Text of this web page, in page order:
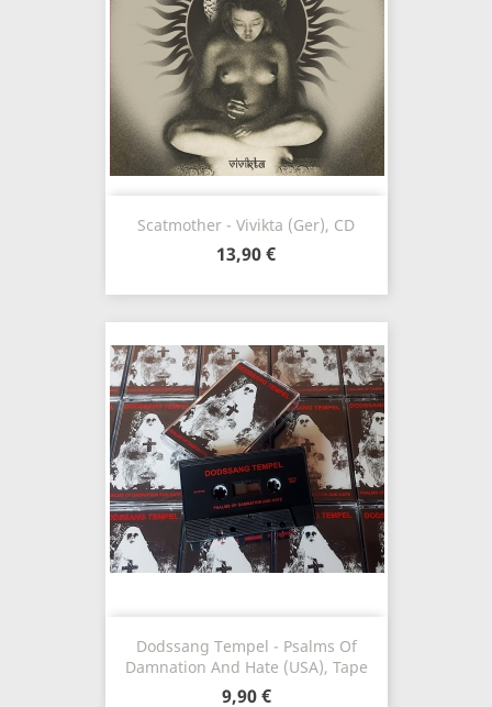
Scatmother - Vivikta (Ger), CD
13,90 €
Dodssang Tempel - Psalms Of
Damnation And Hate (USA), Tape
9,90 €